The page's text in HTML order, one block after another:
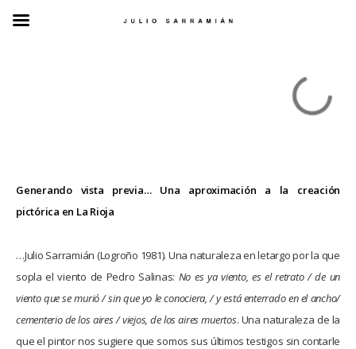
Generando vista previa… Una aproximación a la creación
pictórica en La Rioja
…Julio Sarramián (Logroño 1981). Una naturaleza en letargo por la que
sopla el viento de Pedro Salinas: No es ya viento, es el retrato / de un
viento que se murió / sin que yo le conociera, / y está enterrado en el ancho/
cementerio de los aires / viejos, de los aires muertos. Una naturaleza de la
que el pintor nos sugiere que somos sus últimos testigos sin contarle